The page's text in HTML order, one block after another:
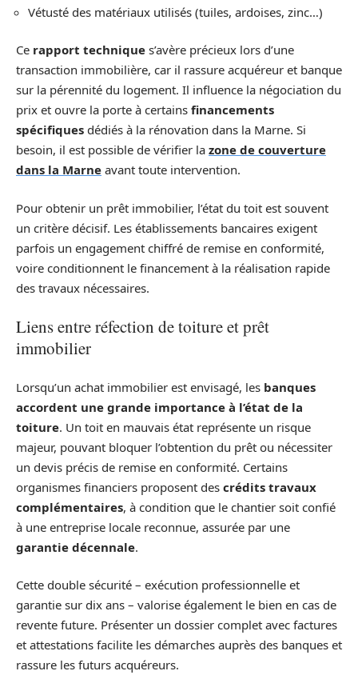
Vétusté des matériaux utilisés (tuiles, ardoises, zinc…)
Ce rapport technique s’avère précieux lors d’une
transaction immobilière, car il rassure acquéreur et banque
sur la pérennité du logement. Il influence la négociation du
prix et ouvre la porte à certains financements
spécifiques dédiés à la rénovation dans la Marne. Si
besoin, il est possible de vérifier la zone de couverture
dans la Marne avant toute intervention.
Pour obtenir un prêt immobilier, l’état du toit est souvent
un critère décisif. Les établissements bancaires exigent
parfois un engagement chiffré de remise en conformité,
voire conditionnent le financement à la réalisation rapide
des travaux nécessaires.
Liens entre réfection de toiture et prêt
immobilier
Lorsqu’un achat immobilier est envisagé, les banques
accordent une grande importance à l’état de la
toiture. Un toit en mauvais état représente un risque
majeur, pouvant bloquer l’obtention du prêt ou nécessiter
un devis précis de remise en conformité. Certains
organismes financiers proposent des crédits travaux
complémentaires, à condition que le chantier soit confié
à une entreprise locale reconnue, assurée par une
garantie décennale.
Cette double sécurité – exécution professionnelle et
garantie sur dix ans – valorise également le bien en cas de
revente future. Présenter un dossier complet avec factures
et attestations facilite les démarches auprès des banques et
rassure les futurs acquéreurs.